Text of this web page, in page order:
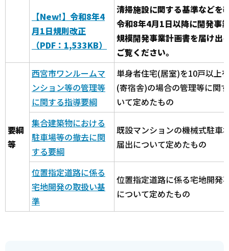
【New!】令和8年4
月1日規則改正
（PDF：1,533KB）
清掃施設に関する基準などを
令和8年4月1日以降に開発事
規模開発事業計画書を届け出
ご覧ください。
要綱
等
西宮市ワンルームマ
ンション等の管理等
に関する指導要綱
単身者住宅(居室)を10戸以上
(寄宿舎)の場合の管理等に関
いて定めたもの
集合建築物における
駐車場等の撤去に関
する要綱
既設マンションの機械式駐車
届出について定めたもの
位置指定道路に係る
宅地開発の取扱い基
準
位置指定道路に係る宅地開発
について定めたもの